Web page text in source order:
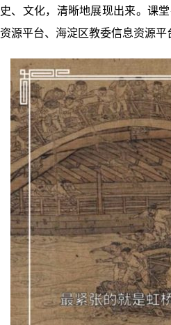
史、文化，清晰地展现出来。课
资源平台、海淀区教委信息资源